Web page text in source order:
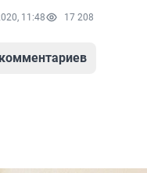
11:48 17 208
комментариев